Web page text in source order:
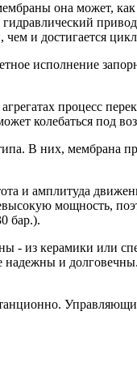
она может,
и достигается
исполнение
процесс
колебаться под
В них, мембрана
и амплитуда
мощность,
бар.).
- из керамики
и